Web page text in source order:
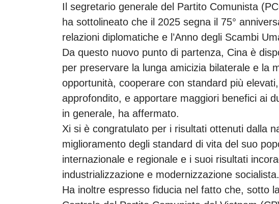
Il segretario generale del Partito Comunista
ha sottolineato che il 2025 segna il 75°
relazioni diplomatiche e l’Anno degli Scambi
Da questo nuovo punto di partenza, Cina è
per preservare la lunga amicizia bilaterale e la
opportunità, cooperare con standard più
approfondito, e apportare maggiori benefici ai
in generale, ha affermato.
Xi si è congratulato per i risultati ottenuti dalla
miglioramento degli standard di vita del suo
internazionale e regionale e i suoi risultati
industrializzazione e modernizzazione socialista.
Ha inoltre espresso fiducia nel fatto che, sotto